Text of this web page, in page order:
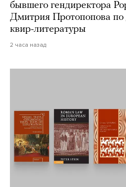
бывшего гендиректора
Дмитрия Протопопова по
квир-литературы
2 часа назад